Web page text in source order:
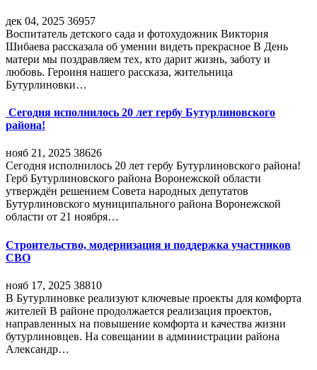
дек 04, 2025 36957
Воспитатель детского сада и фотохудожник Виктория
Шибаева рассказала об умении видеть прекрасное В День
матери мы поздравляем тех, кто дарит жизнь, заботу и
любовь. Героиня нашего рассказа, жительница
Бутурлиновки…
Сегодня исполнилось 20 лет гербу Бутурлиновского
района!
нояб 21, 2025 38626
Сегодня исполнилось 20 лет гербу Бутурлиновского района!
Герб Бутурлиновского района Воронежской области
утверждён решением Совета народных депутатов
Бутурлиновского муниципального района Воронежской
области от 21 ноября…
Строительство, модернизация и поддержка участников
СВО
нояб 17, 2025 38810
В Бутурлиновке реализуют ключевые проекты для комфорта
жителей В районе продолжается реализация проектов,
направленных на повышение комфорта и качества жизни
бутурлиновцев. На совещании в администрации района
Александр…